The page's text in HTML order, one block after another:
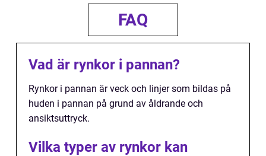
FAQ
Vad är rynkor i pannan?
Rynkor i pannan är veck och linjer som bildas på
huden i pannan på grund av åldrande och
ansiktsuttryck.
Vilka typer av rynkor kan